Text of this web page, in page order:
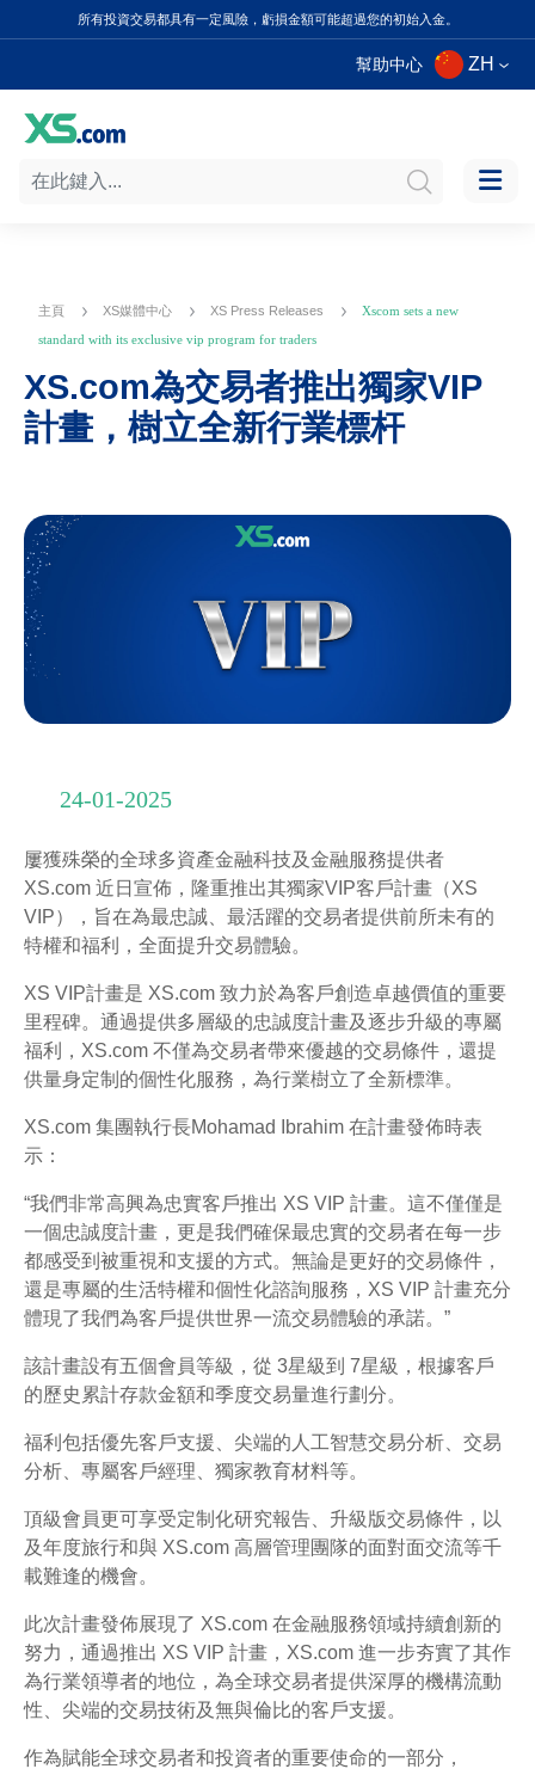
所有投資交易都具有一定風險，虧損金額可能超過您的初始入金。
幫助中心 ZH
主頁 XS媒體中心 XS Press Releases
Xscom sets a new
standard with its exclusive vip program for traders
XS.com為交易者推出獨家VIP
計畫，樹立全新行業標杆
24-01-2025
屢獲殊榮的全球多資產金融科技及金融服務提供者
XS.com 近日宣佈，隆重推出其獨家VIP客戶計畫（XS
VIP），旨在為最忠誠、最活躍的交易者提供前所未有的
特權和福利，全面提升交易體驗。
XS VIP計畫是 XS.com 致力於為客戶創造卓越價值的重要
里程碑。通過提供多層級的忠誠度計畫及逐步升級的專屬
福利，XS.com 不僅為交易者帶來優越的交易條件，還提
供量身定制的個性化服務，為行業樹立了全新標準。
XS.com 集團執行長Mohamad Ibrahim 在計畫發佈時表
示：
“我們非常高興為忠實客戶推出 XS VIP 計畫。這不僅僅是
一個忠誠度計畫，更是我們確保最忠實的交易者在每一步
都感受到被重視和支援的方式。無論是更好的交易條件，
還是專屬的生活特權和個性化諮詢服務，XS VIP 計畫充分
體現了我們為客戶提供世界一流交易體驗的承諾。”
該計畫設有五個會員等級，從 3星級到 7星級，根據客戶
的歷史累計存款金額和季度交易量進行劃分。
福利包括優先客戶支援、尖端的人工智慧交易分析、交易
分析、專屬客戶經理、獨家教育材料等。
頂級會員更可享受定制化研究報告、升級版交易條件，以
及年度旅行和與 XS.com 高層管理團隊的面對面交流等千
載難逢的機會。
此次計畫發佈展現了 XS.com 在金融服務領域持續創新的
努力，通過推出 XS VIP 計畫，XS.com 進一步夯實了其作
為行業領導者的地位，為全球交易者提供深厚的機構流動
性、尖端的交易技術及無與倫比的客戶支援。
作為賦能全球交易者和投資者的重要使命的一部分，